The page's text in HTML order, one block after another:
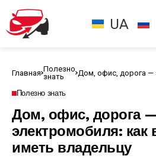
UA
Главная Полезно
знать
Дом, офис, дорога —
Полезно знать
Дом, офис, дорога
электромобиля: как
иметь владельцу